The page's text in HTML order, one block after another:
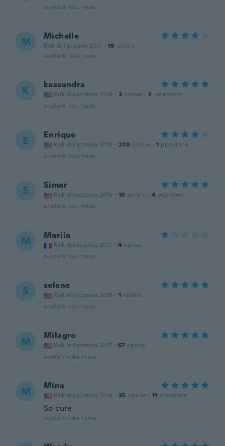
około 6 roku temu
M Michelle
Rok dołączenia 2017 · 19 opinie
około 6 roku temu
K kassandra
Rok dołączenia 2016 · 3 opinie · 2 przesłane
około 6 roku temu
E Enrique
Rok dołączenia 2014 · 220 opinie · 1 przesłane
około 6 roku temu
S Simar
Rok dołączenia 2015 · 10 opinie · 4 przesłane
około 6 roku temu
M Mariia
Rok dołączenia 2017 · 4 opinie
około 6 roku temu
S selene
Rok dołączenia 2018 · 1 opinie
około 6 roku temu
M Milagro
Rok dołączenia 2017 · 67 opinie
około 7 roku temu
M Mina
Rok dołączenia 2016 · 35 opinie · 11 przesłane
So cute
około 7 roku temu